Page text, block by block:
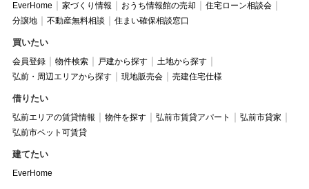
EverHome 家づくり情報 おうち情報館の売却
住宅ローン相談会
分譲地
不動産無料相談 住まい確保相談窓口
買いたい
会員登録 物件検索 戸建から探す
土地から探す
弘前・周辺エリアから探す
現地販売会 売建住宅仕様
借りたい
弘前エリアの賃貸情報 物件を探す 弘前市賃貸アパート
弘前市貸家
弘前市ペット可賃貸
建てたい
EverHome